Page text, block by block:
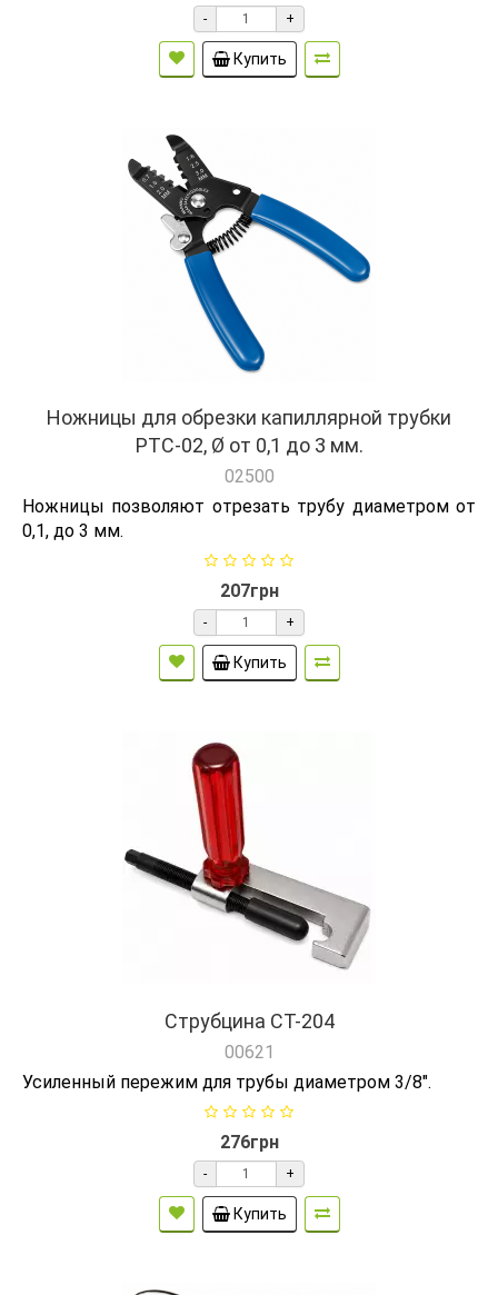
- +
Купить
Ножницы для обрезки капиллярной трубки
PTC-02, Ø от 0,1 до 3 мм.
02500
Ножницы позволяют отрезать трубу диаметром от
0,1, до 3 мм.
207грн
- +
Купить
Струбцина СТ-204
00621
Усиленный пережим для трубы диаметром 3/8".
276грн
- +
Купить